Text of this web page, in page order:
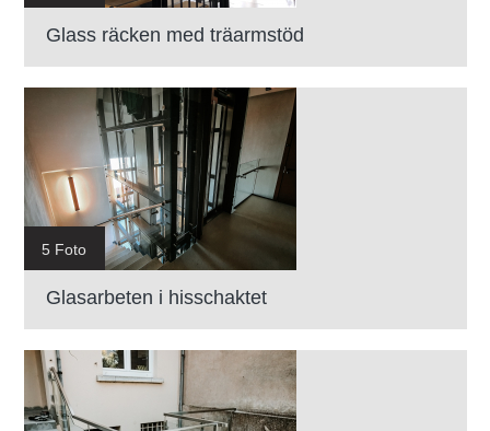
Glass räcken med träarmstöd
5 Foto
Glasarbeten i hisschaktet